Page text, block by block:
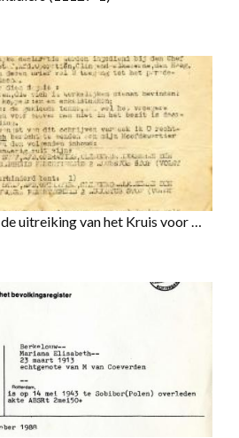
uitreiking van het Kruis voor …